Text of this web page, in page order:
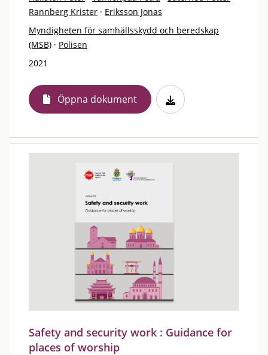
Rannberg Krister · Eriksson Jonas
Myndigheten för samhällsskydd och beredskap
(MSB) · Polisen
2021
Öppna dokument
Safety and security work : Guidance for
places of worship